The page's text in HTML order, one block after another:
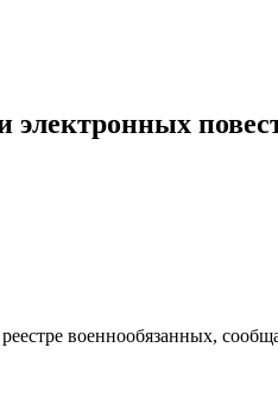
электронных
военнообязанных,